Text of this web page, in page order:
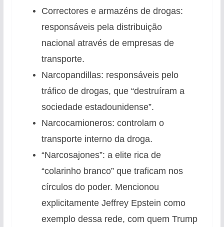
Correctores e armazéns de drogas:
responsáveis pela distribuição
nacional através de empresas de
transporte.
Narcopandillas: responsáveis pelo
tráfico de drogas, que “destruíram a
sociedade estadounidense”.
Narcocamioneros: controlam o
transporte interno da droga.
“Narcosajones”: a elite rica de
“colarinho branco” que traficam nos
círculos do poder. Mencionou
explicitamente Jeffrey Epstein como
exemplo dessa rede, com quem Trump